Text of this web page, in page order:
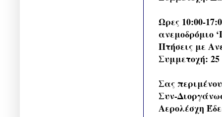
Ωρες 10:00-
ανεμοδρόμιο
Πτήσεις με
Συμμετοχή:
Σας
Συν-
Αερολέσχη